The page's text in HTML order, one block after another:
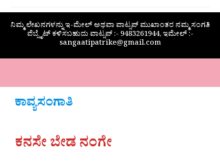
ನಿಮ್ಮ ಲೇಖನಗಳನ್ನು ಇ-ಮೇಲ್ ಅಥವಾ ವಾಟ್ಸಪ್ ಮುಖಾಂತರ ನಮ್ಮ ಸಂಗತಿ
ವೆಬ್ಸೈಟ್ ಕಳಿಸಬಹುದು ವಾಟ್ಸಪ್‌ :- 9483261944, ಇಮೇಲ್ :-
sangaatipatrike@gmail.com
ಕಾವ್ಯಸಂಗಾತಿ
ಕನಸೇ ಬೇಡ ನಂಗೇ